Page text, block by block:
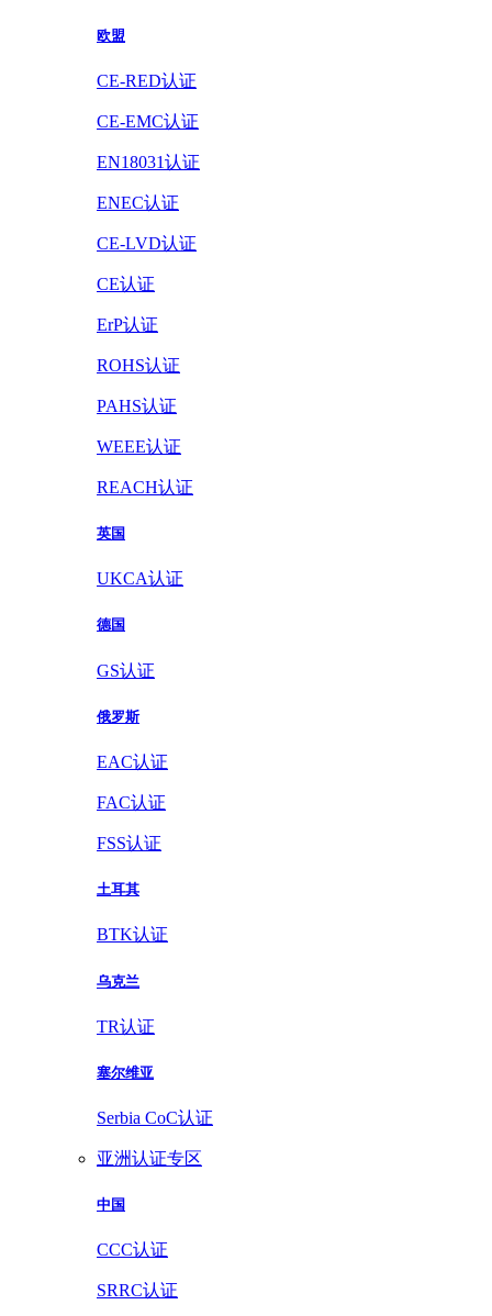
欧盟
CE-RED认证
CE-EMC认证
EN18031认证
ENEC认证
CE-LVD认证
CE认证
ErP认证
ROHS认证
PAHS认证
WEEE认证
REACH认证
英国
UKCA认证
德国
GS认证
俄罗斯
EAC认证
FAC认证
FSS认证
土耳其
BTK认证
乌克兰
TR认证
塞尔维亚
Serbia CoC认证
亚洲认证专区
中国
CCC认证
SRRC认证